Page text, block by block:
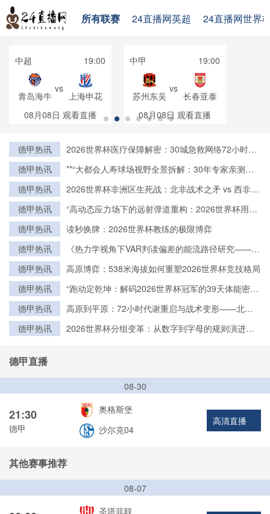
所有联赛 24直播网英超 24直播网世界
中超 19:00
青岛海牛
vs
上海申花
08月08日 观看直播
中甲 19:00
苏州东吴
vs
长春亚泰
08月08日 观看直播
德甲热讯
2026世界杯医疗保障解密：30城急救网络72小时全
德甲热讯
**“大都会人寿球场视野全景拆解：30年专家亲测的
德甲热讯
2026世界杯非洲区生死战：北非战术之矛 vs 西非力
德甲热讯
“高动态应力场下的远射弹道重构：2026世界杯用球
德甲热讯
读秒换牌：2026世界杯教练的极限博弈
德甲热讯
《热力学视角下VAR判读偏差的能流路径研究——基
德甲热讯
高原博弈：538米海拔如何重塑2026世界杯竞技格局
德甲热讯
“跑动定乾坤：解码2026世界杯冠军的39天体能密
德甲热讯
高原到平原：72小时代谢重启与战术变形——北美
德甲热讯
2026世界杯分组变革：从数字到字母的规则演进与
德甲直播
08-30
21:30
德甲
奥格斯堡
沙尔克04
高清直播
其他赛事推荐
08-07
圣塔菲联